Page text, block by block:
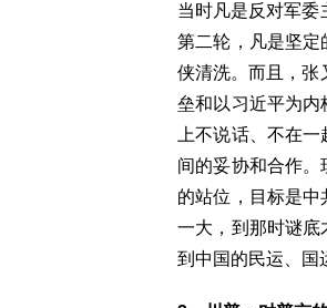
当时凡是反对军委
第二轮，凡是坚定
侠清洗。而且，张
垒和以习近平为内
上不说话、不在
间的妥协和合作
的站位，目标是
一大，到那时谜底
到中国的民运、国